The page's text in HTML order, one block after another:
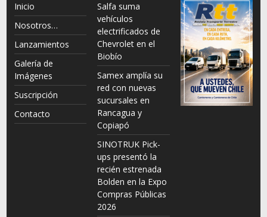
Inicio
Nosotros…
Lanzamientos
Galería de
Imágenes
Suscripción
Contacto
Salfa suma
vehículos
electrificados de
Chevrolet en el
Biobío
Samex amplía su
red con nuevas
sucursales en
Rancagua y
Copiapó
SINOTRUK Pick-
ups presentó la
recién estrenada
Bolden en la Expo
Compras Públicas
2026